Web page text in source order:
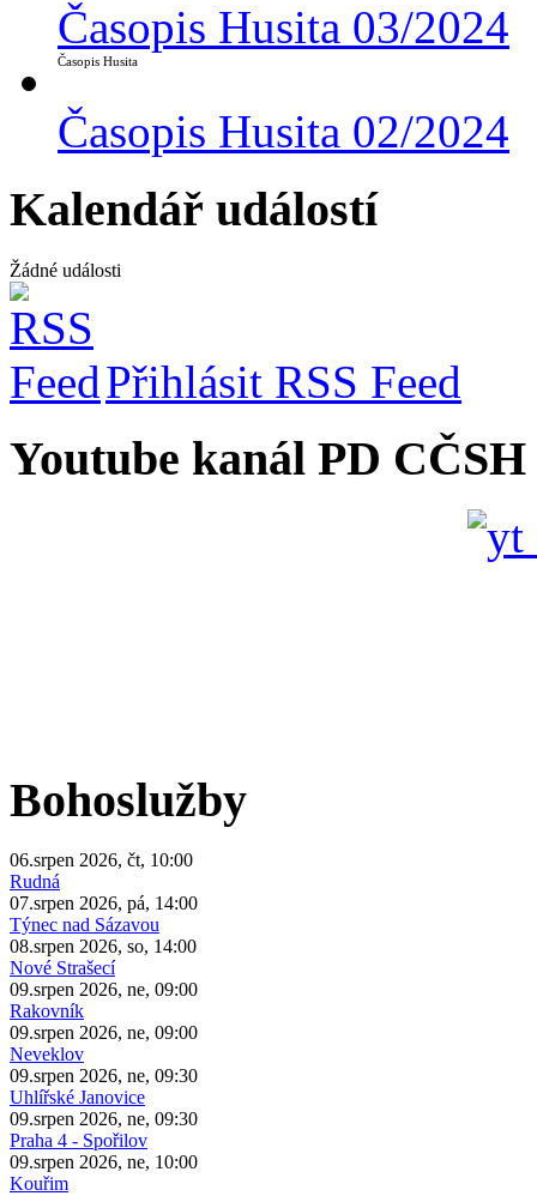
Časopis Husita 03/2024
Časopis Husita
Časopis Husita 02/2024
Kalendář událostí
Žádné události
Přihlásit RSS Feed
Youtube kanál PD CČSH
Bohoslužby
06.srpen 2026, čt, 10:00
Rudná
07.srpen 2026, pá, 14:00
Týnec nad Sázavou
08.srpen 2026, so, 14:00
Nové Strašecí
09.srpen 2026, ne, 09:00
Rakovník
09.srpen 2026, ne, 09:00
Neveklov
09.srpen 2026, ne, 09:30
Uhlířské Janovice
09.srpen 2026, ne, 09:30
Praha 4 - Spořilov
09.srpen 2026, ne, 10:00
Kouřim